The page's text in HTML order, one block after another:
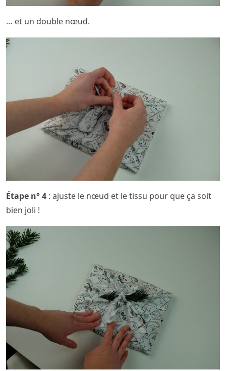
… et un double nœud.
Étape n° 4 : ajuste le nœud et le tissu pour que ça soit
bien joli !